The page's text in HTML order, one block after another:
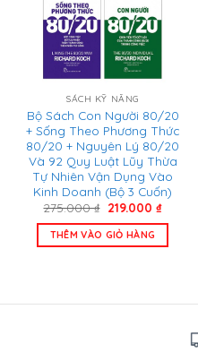
SÁCH KỸ NĂNG
Bộ Sách Con Người 80/20
+ Sống Theo Phương Thức
80/20 + Nguyên Lý 80/20
Và 92 Quy Luật Lũy Thừa
Tự Nhiên Vận Dụng Vào
Kinh Doanh (Bộ 3 Cuốn)
275.000₫ Giá
là:
275.000 ₫.
219.000 ₫Giá
tại
THÊM VÀO GIỎ HÀNG